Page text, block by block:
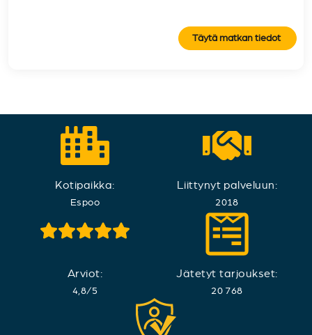
Täytä matkan tiedot
Kotipaikka:
Espoo
Liittynyt palveluun:
2018
Arviot:
4,8/5
Jätetyt tarjoukset:
20 768